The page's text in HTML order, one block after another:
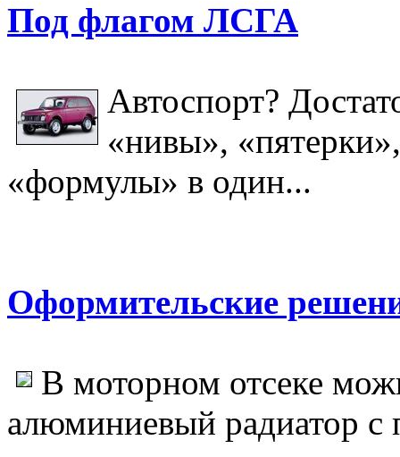
Под флагом ЛСГА
Автоспорт?
«нивы»,
«формулы» в один...
Оформительские
В моторном отсеке
алюминиевый радиатор